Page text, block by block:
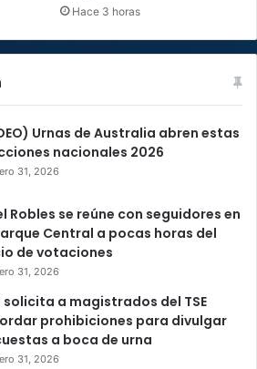
Hace 3 horas
Urnas de Australia abren estas
nacionales 2026
31, 2026
Robles se reúne con seguidores en
Central a pocas horas del
de votaciones
31, 2026
solicita a magistrados del TSE
prohibiciones para divulgar
a boca de urna
31, 2026